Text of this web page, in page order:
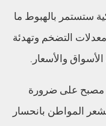
ستستمر بالهبوط ما
التضخم وتهدئة
والأسعار.
مصبح على ضرورة
المواطن بانحسار